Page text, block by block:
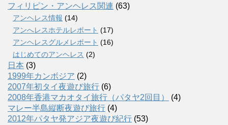
フィリピン・アンヘレス関連 (63)
アンヘレス情報 (14)
アンへレスホテルレポート (17)
アンヘレスグルメレポート (16)
はじめてのアンヘレス (2)
日本 (3)
1999年カンボジア (2)
2007年初タイ夜遊び旅行 (6)
2008年香港マカオタイ旅行（パタヤ2回目）
(4)
マレー半島縦断夜遊び旅行 (4)
2012年パタヤ発アジア夜遊び紀行 (53)